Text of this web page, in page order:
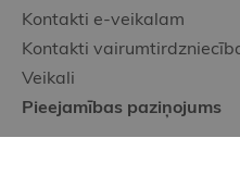
Kontakti e-veikalam
Kontakti
Veikali
Pieejamības paziņojums